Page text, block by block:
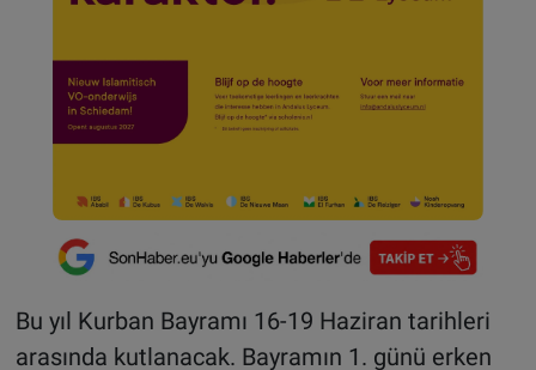
Bu yıl Kurban Bayramı 16-19 Haziran tarihleri
arasında kutlanacak. Bayramın 1. günü erken